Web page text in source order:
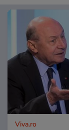
Viva.ro